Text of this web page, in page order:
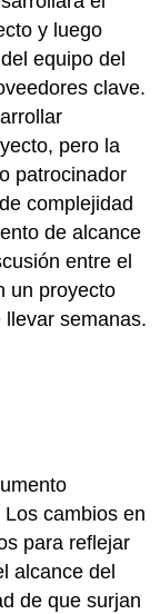
y luego
equipo del
clave.
pero la
patrocinador
complejidad
de alcance
entre el
un proyecto
semanas.
cambios en
para reflejar
alcance del
de que surjan